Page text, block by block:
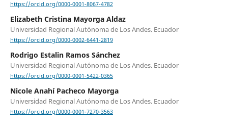
https://orcid.org/0000-0001-8067-4782
Elizabeth Cristina Mayorga Aldaz
Universidad Regional Autónoma de Los Andes. Ecuador
https://orcid.org/0000-0002-6441-2819
Rodrigo Estalin Ramos Sánchez
Universidad Regional Autónoma de Los Andes. Ecuador
https://orcid.org/0000-0001-5422-0365
Nicole Anahí Pacheco Mayorga
Universidad Regional Autónoma de Los Andes. Ecuador
https://orcid.org/0000-0001-7270-3563